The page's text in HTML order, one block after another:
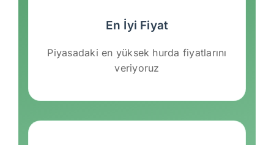
En İyi Fiyat
Piyasadaki en yüksek hurda fiyatlarını
veriyoruz